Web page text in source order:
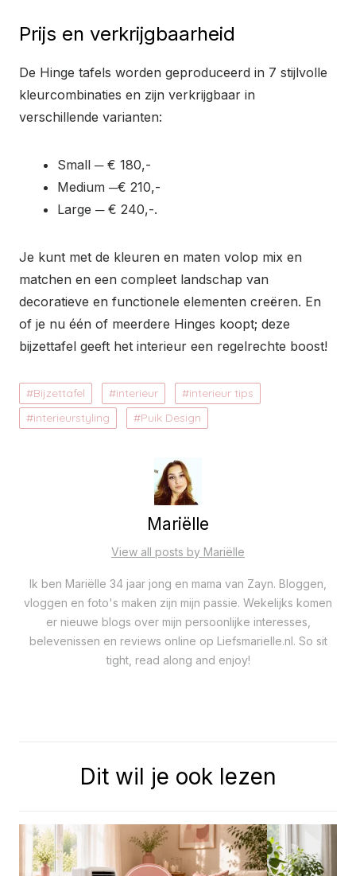
Prijs en verkrijgbaarheid
De Hinge tafels worden geproduceerd in 7 stijlvolle
kleurcombinaties en zijn verkrijgbaar in
verschillende varianten:
Small ─ € 180,-
Medium ─€ 210,-
Large ─ € 240,-.
Je kunt met de kleuren en maten volop mix en
matchen en een compleet landschap van
decoratieve en functionele elementen creëren. En
of je nu één of meerdere Hinges koopt; deze
bijzettafel geeft het interieur een regelrechte boost!
Bijzettafel interieur
interieur tips
interieurstyling
Puik Design
Mariëlle
View all posts by Mariëlle
Ik ben Mariëlle 34 jaar jong en mama van Zayn. Bloggen,
vloggen en foto's maken zijn mijn passie. Wekelijks komen
er nieuwe blogs over mijn persoonlijke interesses,
belevenissen en reviews online op Liefsmarielle.nl. So sit
tight, read along and enjoy!
Dit wil je ook lezen